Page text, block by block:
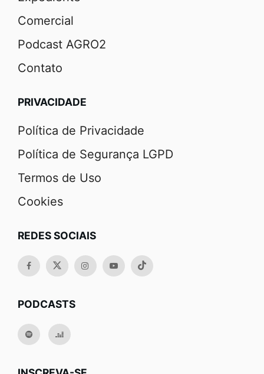
Comercial
Podcast AGRO2
Contato
PRIVACIDADE
Política de Privacidade
Política de Segurança LGPD
Termos de Uso
Cookies
REDES SOCIAIS
PODCASTS